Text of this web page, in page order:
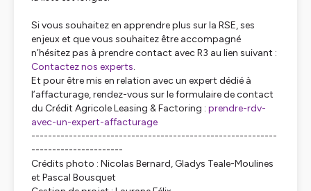
Si vous souhaitez en apprendre plus sur la RSE, ses
enjeux et que vous souhaitez être accompagné
n’hésitez pas à prendre contact avec R3 au lien suivant :
Contactez nos experts.
Et pour être mis en relation avec un expert dédié à
l’affacturage, rendez-vous sur le formulaire de contact
du Crédit Agricole Leasing & Factoring : prendre-rdv-
avec-un-expert-affacturage
-----------------------------------------------------------
----------------------
Crédits photo : Nicolas Bernard, Gladys Teale-Moulines
et Pascal Bousquet